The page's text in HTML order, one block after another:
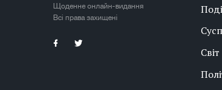
Щоденне онлайн-видання
Всі права захищені
Світ